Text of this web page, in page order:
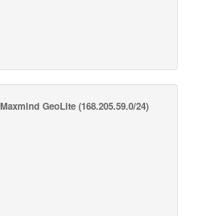
Maxmind GeoLite(168.205.59.0/24)